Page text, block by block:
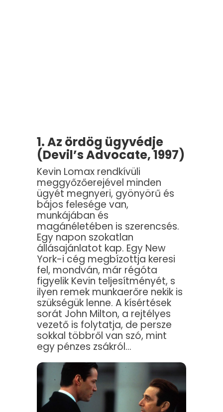
1. Az ördög ügyvédje
(Devil’s Advocate, 1997)
Kevin Lomax rendkívüli
meggyőzőerejével minden
ügyét megnyeri, gyönyörű és
bájos felesége van,
munkájában és
magánéletében is szerencsés.
Egy napon szokatlan
állásajánlatot kap. Egy New
York-i cég megbízottja keresi
fel, mondván, már régóta
figyelik Kevin teljesítményét, s
ilyen remek munkaerőre nekik is
szükségük lenne. A kísértések
sorát John Milton, a rejtélyes
vezető is folytatja, de persze
sokkal többről van szó, mint
egy pénzes zsákról…